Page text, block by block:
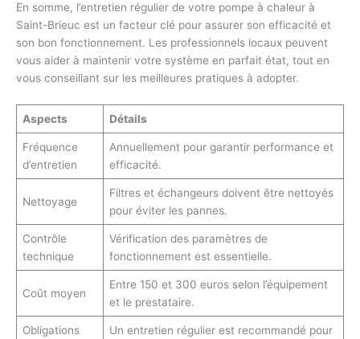
En somme, l’entretien régulier de votre pompe à chaleur à
Saint-Brieuc est un facteur clé pour assurer son efficacité et
son bon fonctionnement. Les professionnels locaux peuvent
vous aider à maintenir votre système en parfait état, tout en
vous conseillant sur les meilleures pratiques à adopter.
Aspects Détails
Fréquence
d’entretien
Annuellement pour garantir performance et
efficacité.
Nettoyage
Filtres et échangeurs doivent être nettoyés
pour éviter les pannes.
Contrôle
technique
Vérification des paramètres de
fonctionnement est essentielle.
Coût moyen
Entre 150 et 300 euros selon l’équipement
et le prestataire.
Obligations
Un entretien régulier est recommandé pour